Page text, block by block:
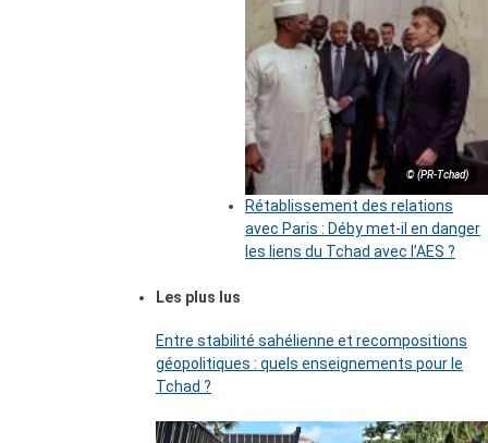
© (PR-Tchad)
Rétablissement des relations
avec Paris : Déby met-il en danger
les liens du Tchad avec l’AES ?
Les plus lus
Entre stabilité sahélienne et recompositions
géopolitiques : quels enseignements pour le
Tchad ?